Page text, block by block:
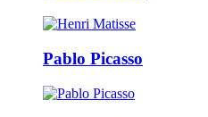
Pablo Picasso